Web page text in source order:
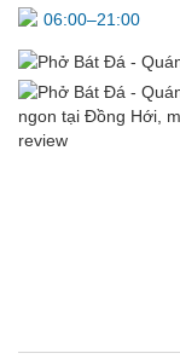
06:00–21:00